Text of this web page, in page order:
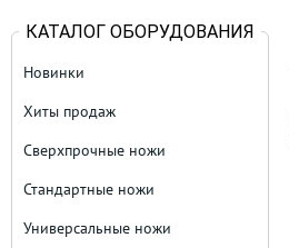
КАТАЛОГ ОБОРУДОВАНИЯ
Новинки
Хиты продаж
Сверхпрочные ножи
Стандартные ножи
Универсальные ножи